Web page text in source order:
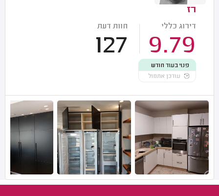
רז
דירוג כללי
9.79
חוות דעת
127
פנוי בעוד חודש
עודכן אתמול